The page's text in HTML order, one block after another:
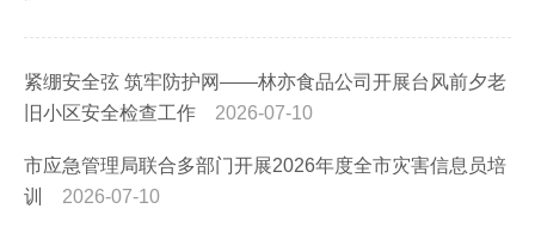
紧绷安全弦 筑牢防护网——林亦食品公司开展台风前夕老
旧小区安全检查工作
2026-07-10
市应急管理局联合多部门开展2026年度全市灾害信息员培
训
2026-07-10